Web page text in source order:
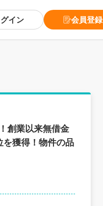
イン 会員登録
創業以来無借金
獲得！物件の品